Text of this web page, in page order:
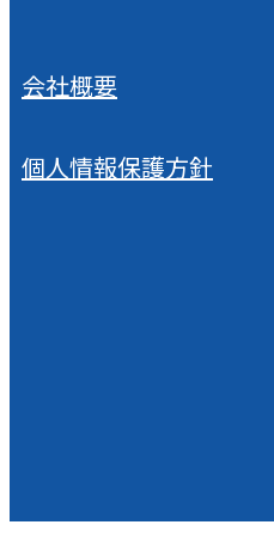
会社概要
個人情報保護方針